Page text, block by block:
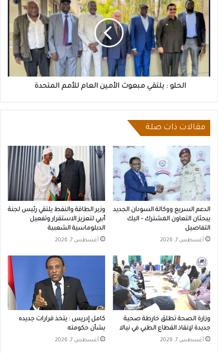
يلتقي
مبعوث
الأمين
العام
للأمم
المتحدة
الحلو : يلتقي مبعوث الأمين العام للأمم المتحدة
مقالات ذات صلة
الدعم السريع ووكالة السودان الجديد
يبحثان التعاون المشترك – اليك
التفاصيل
أغسطس 7, 2026
وزير الطاقة والنفط يلتقي رئيس لجنة
أبيي لتعزيز الاستقرار وتفعيل
الدبلوماسية الشعبية
أغسطس 7, 2026
وزارة الصحة تطلق خارطة صحية
جديدة لإنقاذ القطاع الطبي في نيالا
أغسطس 7, 2026
كامل إدريس : يتخذ قرارات جديده
بشأن حكومته
أغسطس 7, 2026